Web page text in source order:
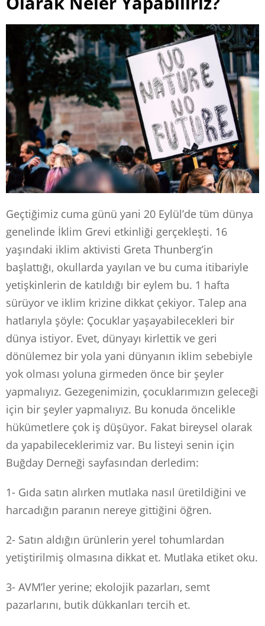
Geçtiğimiz cuma günü yani 20 Eylül’de tüm dünya
genelinde İklim Grevi etkinliği gerçekleşti. 16
yaşındaki iklim aktivisti Greta Thunberg’in
başlattığı, okullarda yayılan ve bu cuma itibariyle
yetişkinlerin de katıldığı bir eylem bu. 1 hafta
sürüyor ve iklim krizine dikkat çekiyor. Talep ana
hatlarıyla şöyle: Çocuklar yaşayabilecekleri bir
dünya istiyor. Evet, dünyayı kirlettik ve geri
dönülemez bir yola yani dünyanın iklim sebebiyle
yok olması yoluna girmeden önce bir şeyler
yapmalıyız. Gezegenimizin, çocuklarımızın geleceği
için bir şeyler yapmalıyız. Bu konuda öncelikle
hükümetlere çok iş düşüyor. Fakat bireysel olarak
da yapabileceklerimiz var. Bu listeyi senin için
Buğday Derneği sayfasından derledim:
1- Gıda satın alırken mutlaka nasıl üretildiğini ve
harcadığın paranın nereye gittiğini öğren.
2- Satın aldığın ürünlerin yerel tohumlardan
yetiştirilmiş olmasına dikkat et. Mutlaka etiket oku.
3- AVM’ler yerine; ekolojik pazarları, semt
pazarlarını, butik dükkanları tercih et.